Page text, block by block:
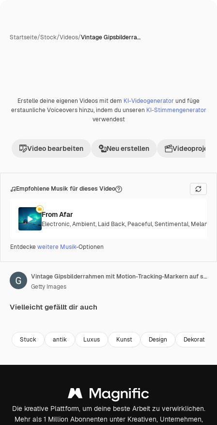
Startseite/Stock/Videos/Vintage Gipsbilderra…
Premium
Erstelle deine eigenen Videos mit dem KI-Videogenerator und füge
erstaunliche Voiceovers hinzu, indem du unseren KI-Stimmengenerator
verwendest
Video bearbeiten Neu erstellen Videoprojekt
Empfohlene Musik für dieses Video
From Afar
Electronic,Ambient, Laid Back, Peaceful,Sentimental,
Entdeckeweitere Musik-Optionen
Vintage Gipsbilderrahmen mit Motion-Tracking-Markern auf schwarzem Hintergrund, Chroma Key.
Getty Images
Vielleicht gefällt dir auch
Stuck antik Luxus Kunst Design Dekoration
Die kreative Plattform, um deine beste Arbeit zu verwirklichen.
Mehr als 1 Million Abonnenten unter Kreativen, Unternehmen,